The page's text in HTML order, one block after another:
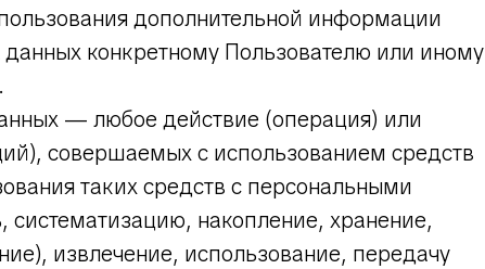
дополнительной информации
конкретному Пользователю или иному
— любое действие (операция) или
совершаемых с использованием средств
таких средств с персональными
накопление, хранение,
извлечение, использование, передачу